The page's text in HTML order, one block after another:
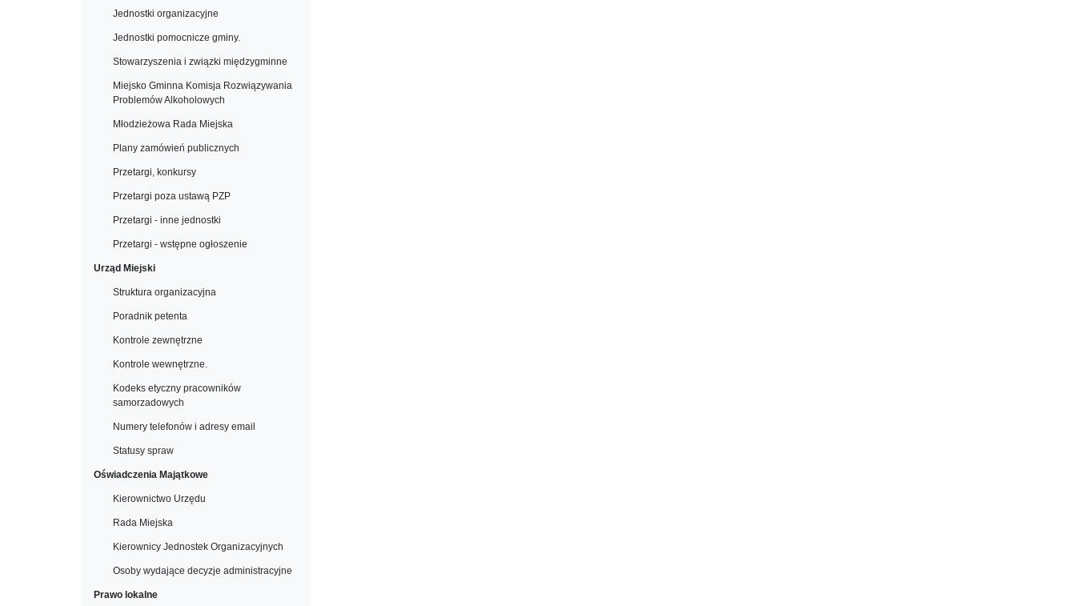
Jednostki organizacyjne
Jednostki pomocnicze gminy.
Stowarzyszenia i związki międzygminne
Miejsko Gminna Komisja Rozwiązywania
Problemów Alkoholowych
Młodzieżowa Rada Miejska
Plany zamówień publicznych
Przetargi, konkursy
Przetargi poza ustawą PZP
Przetargi - inne jednostki
Przetargi - wstępne ogłoszenie
Urząd Miejski
Struktura organizacyjna
Poradnik petenta
Kontrole zewnętrzne
Kontrole wewnętrzne.
Kodeks etyczny pracowników
samorzadowych
Numery telefonów i adresy email
Statusy spraw
Oświadczenia Majątkowe
Kierownictwo Urzędu
Rada Miejska
Kierownicy Jednostek Organizacyjnych
Osoby wydające decyzje administracyjne
Prawo lokalne